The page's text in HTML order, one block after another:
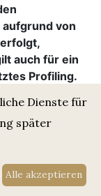
von
auch für ein
Profiling.
um
Sie das
die
Zwecke
Dienste für
später
Alle akzeptieren